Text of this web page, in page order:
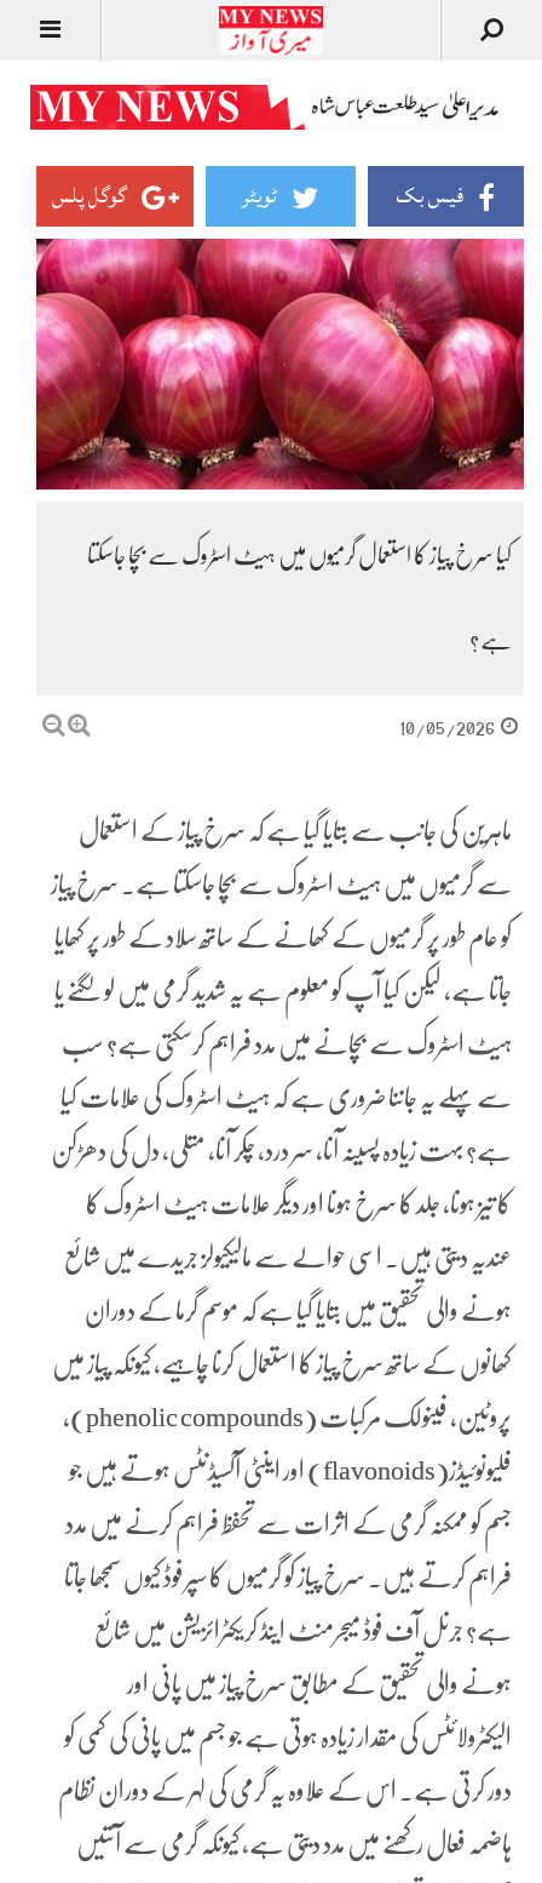
فیس بک ٹویٹر گوگل پلس
کیا سرخ پیاز کا استعمال گرمیوں میں ہیٹ اسٹروک سے بچا جاسکتا
ہے؟
10/05/2026
ماہرین کی جانب سے بتایا گیا ہے کہ سرخ پیاز کے استعمال
سے گرمیوں میں ہیٹ اسٹروک سے بچا جاسکتا ہے۔ سرخ پیاز
کو عام طور پر گرمیوں کے کھانے کے ساتھ سلاد کے طور پر کھایا
جاتا ہے، لیکن کیا آپ کو معلوم ہے یہ شدید گرمی میں لو لگنے یا
ہیٹ اسٹروک سے بچانے میں مدد فراہم کرسکتی ہے؟ سب
سے پہلے یہ جاننا ضروری ہے کہ ہیٹ اسٹروک کی علامات کیا
ہے؟ بہت زیادہ پسینہ آنا، سر درد، چکر آنا، متلی، دل کی دھڑکن
کا تیز ہونا، جلد کا سرخ ہونا اور دیگر علامات ہیٹ اسٹروک کا
عندیہ دیتی ہیں۔ اسی حوالے سے مالیکیولز جریدے میں شائع
ہونے والی تحقیق میں بتایا گیا ہے کہ موسم گرما کے دوران
کھانوں کے ساتھ سرخ پیاز کا استعمال کرنا چاہیے، کیونکہ پیاز میں
پروٹین، فینولک مرکبات (phenolic compounds)،
فلیونوئیڈز(flavonoids) اور اینٹی آکسیڈنٹس ہوتے ہیں جو
جسم کو ممکنہ گرمی کے اثرات سے تحفظ فراہم کرنے میں مدد
فراہم کرتے ہیں۔ سرخ پیاز کو گرمیوں کا سپر فوڈ کیوں سمجھا جاتا
ہے؟ جرنل آف فوڈ میجرمنٹ اینڈ کریکٹرائزیشن میں شائع
ہونے والی تحقیق کے مطابق سرخ پیاز میں پانی اور
الیکٹرولائٹس کی مقدار زیادہ ہوتی ہے جو جسم میں پانی کی کمی کو
دور کرتی ہے۔ اس کے علاوہ یہ گرمی کی لہر کے دوران نظام
ہاضمہ فعال رکھنے میں مدد دیتی ہے، کیونکہ گرمی سے آنتیں